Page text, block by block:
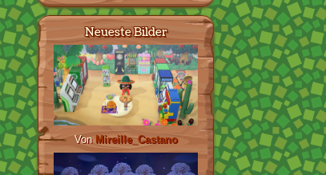
Neueste Bilder
Von Mireille_Castano